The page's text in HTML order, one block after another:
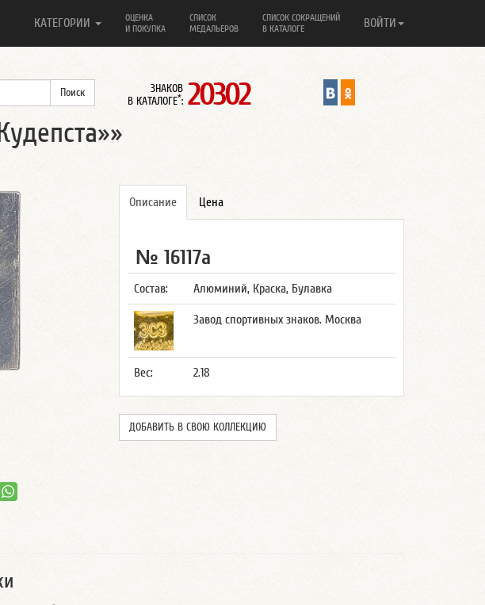
КАТЕГОРИИ
ОЦЕНКА
И ПОКУПКА
СПИСОК
МЕДАЛЬЕРОВ
СПИСОК СОКРАЩЕНИЙ
В КАТАЛОГЕ
ВОЙТИ
ЗНАКОВ
В КАТАЛОГЕ*: 20302
Описание Цена
№ 16117а
Состав: Алюминий, Краска, Булавка
Завод спортивных знаков. Москва
Вес: 2.18
ДОБАВИТЬ В СВОЮ КОЛЛЕКЦИЮ